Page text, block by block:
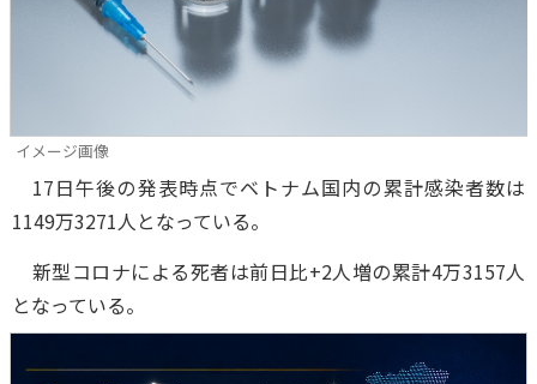
イメージ画像
17日午後の発表時点でベトナム国内の累計感染者数は
1149万3271人となっている。
新型コロナによる死者は前日比+2人増の累計4万3157人
となっている。